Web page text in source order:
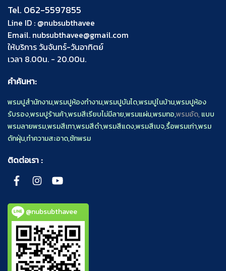
Tel. 062-5597855
Line ID : @nubsubthavee
Email. nubsubthavee@gmail.com
ให้บริการ วันจันทร์-วันอาทิตย์
เวลา 8.00น. - 20.00น.
คำค้นหา:
พรมปูสำนักงาน,พรมปูห้องทำงาน,พรมปูบันได,พรมปูในบ้าน,พรมปูห้อง
รับรอง,พรมปูร้านค้า,พรมสีเรียบไม่มีลาย,พรมแผ่น,พรมทอ,พรมอัด,แบบ
พรมลายพรม,พรมสีเทา,พรมสีดำ,พรมสีแดง,พรมสีเบจ,รื้อพรมเก่า,พรม
ดักฝุ่น,ทำความสะอาด,ซักพรม
ติดต่อเรา :
@nubsubthavee